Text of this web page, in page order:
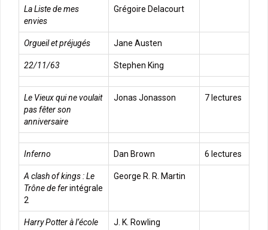
La Liste de mes
envies
Grégoire Delacourt
Orgueil et préjugés Jane Austen
22/11/63 Stephen King
Le Vieux qui ne voulait
pas fêter son
anniversaire
Jonas Jonasson 7 lectures
Inferno Dan Brown 6 lectures
A clash of kings : Le
Trône de ferintégrale
2
George R. R. Martin
Harry Potter à l’école
J. K. Rowling